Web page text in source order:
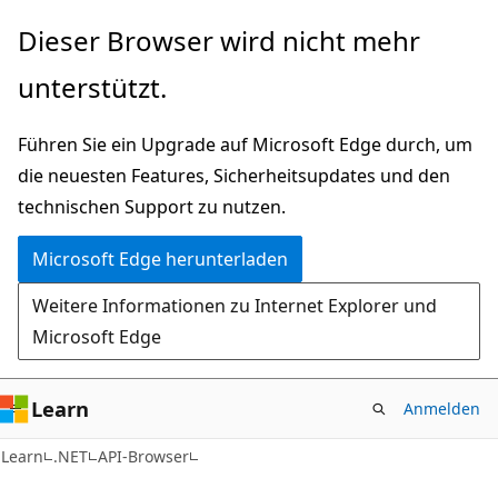
Zu
wechseln
Zur
springen
Dieser Browser wird nicht mehr
unterstützt.
Führen Sie ein Upgrade auf Microsoft Edge durch, um
die neuesten Features, Sicherheitsupdates und den
technischen Support zu nutzen.
Microsoft Edge herunterladen
Weitere Informationen zu Internet Explorer und
Microsoft Edge
Learn Anmelden
Learn .NET API-Browser